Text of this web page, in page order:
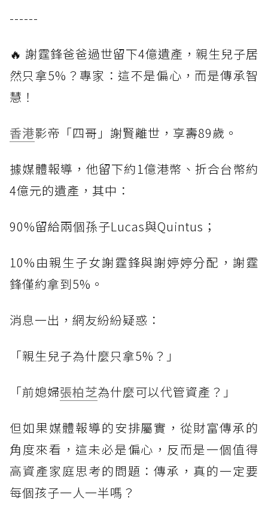
------
🔥 謝霆鋒爸爸過世留下4億遺產，親生兒子居
然只拿5%？專家：這不是偏心，而是傳承智
慧！
香港影帝「四哥」謝賢離世，享壽89歲。
據媒體報導，他留下約1億港幣、折合台幣約
4億元的遺產，其中：
90%留給兩個孫子Lucas與Quintus；
10%由親生子女謝霆鋒與謝婷婷分配，謝霆
鋒僅約拿到5%。
消息一出，網友紛紛疑惑：
「親生兒子為什麼只拿5%？」
「前媳婦張柏芝為什麼可以代管資產？」
但如果媒體報導的安排屬實，從財富傳承的
角度來看，這未必是偏心，反而是一個值得
高資產家庭思考的問題：傳承，真的一定要
每個孩子一人一半嗎？